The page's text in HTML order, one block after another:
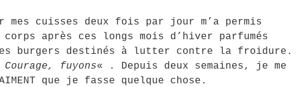
mes cuisses deux fois par jour m’a permis
corps après ces longs mois d’hiver parfumés
burgers destinés à lutter contre la froidure.
Courage, fuyons« . Depuis deux semaines, je me
que je fasse quelque chose.